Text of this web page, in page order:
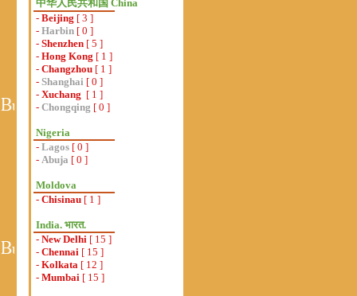
中华人民共和国 China
- Beijing [ 3 ]
- Harbin [ 0 ]
- Shenzhen [ 5 ]
- Hong Kong [ 1 ]
- Changzhou [ 1 ]
- Shanghai [ 0 ]
- Xuchang [ 1 ]
- Chongqing [ 0 ]
Nigeria
- Lagos [ 0 ]
- Abuja [ 0 ]
Moldova
- Chisinau [ 1 ]
India. भारत.
- New Delhi [ 15 ]
- Chennai [ 15 ]
- Kolkata [ 12 ]
- Mumbai [ 15 ]